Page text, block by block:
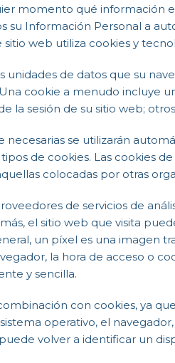
momento qué información
Información Personal a
web utiliza cookies y
unidades de datos que su
cookie a menudo incluye
la sesión de su sitio web;
necesarias se utilizarán
de cookies. Las cookies
colocadas por otras
de servicios de
el sitio web que visita
un píxel es una imagen
la hora de acceso o
y sencilla.
con cookies, ya
operativo, el
volver a identificar un